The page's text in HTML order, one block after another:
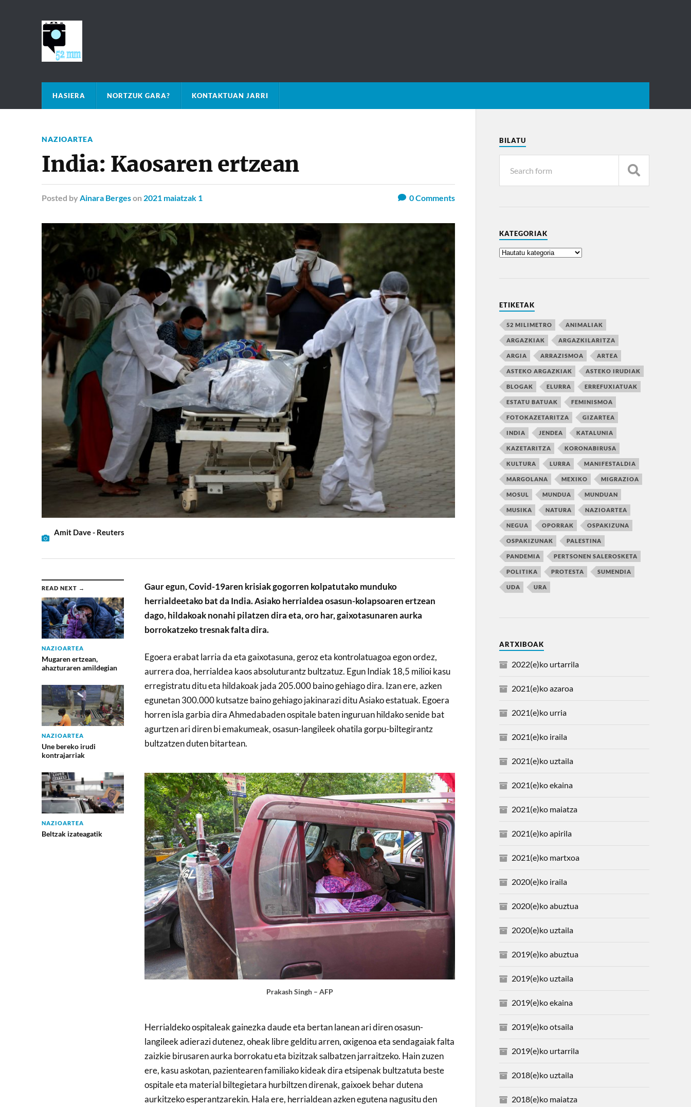
HASIERA NORTZUK GARA? KONTAKTUAN JARRI
NAZIOARTEA
India: Kaosaren ertzean
Posted by Ainara Bergeson 2021 maiatzak 1 0Comments
Amit Dave - Reuters
READ NEXT →
NAZIOARTEA
Mugaren ertzean,
ahazturaren amildegian
NAZIOARTEA
Une bereko irudi
kontrajarriak
NAZIOARTEA
Beltzak izateagatik
Gaur egun, Covid-19aren krisiak gogorren kolpatutako munduko
herrialdeetako bat da India.Asiako herrialdea osasun-kolapsoaren ertzean
dago, hildakoak nonahi pilatzen dira eta, oro har, gaixotasunaren aurka
borrokatzeko tresnak falta dira.
Egoera erabat larria da eta gaixotasuna, geroz eta kontrolatuagoa egon ordez,
aurrera doa, herrialdea kaos absoluturantz bultzatuz. Egun Indiak 18,5 milioi kasu
erregistratu ditu eta hildakoak jada 205.000 baino gehiago dira. Izan ere, azken
egunetan 300.000 kutsatze baino gehiago jakinarazi ditu Asiako estatuak. Egoera
horren isla garbia dira Ahmedabaden ospitale baten inguruan hildako senide bat
agurtzen ari diren bi emakumeak, osasun-langileek ohatila gorpu-biltegirantz
bultzatzen duten bitartean.
Prakash Singh – AFP
Herrialdeko ospitaleak gainezka daude eta bertan lanean ari diren osasun-
langileek adierazi dutenez, oheak libre gelditu arren, oxigenoa eta sendagaiak falta
zaizkie birusaren aurka borrokatu eta bizitzak salbatzen jarraitzeko. Hain zuzen
ere, kasu askotan, pazientearen familiako kideak dira etsipenak bultzatuta beste
ospitale eta material biltegietara hurbiltzen direnak, gaixoek behar dutena
aurkitzeko esperantzarekin. Hala ere, herrialdean azken egutena nagusitu den
BILATU
KATEGORIAK
ETIKETAK
52 MILIMETRO ANIMALIAK
ARGAZKIAK ARGAZKILARITZA
ARGIA ARRAZISMOA ARTEA
ASTEKO ARGAZKIAK ASTEKO IRUDIAK
BLOGAK ELURRA ERREFUXIATUAK
ESTATU BATUAK FEMINISMOA
FOTOKAZETARITZA GIZARTEA
INDIA JENDEA KATALUNIA
KAZETARITZA KORONABIRUSA
KULTURA LURRA MANIFESTALDIA
MARGOLANA MEXIKO MIGRAZIOA
MOSUL MUNDUA MUNDUAN
MUSIKA NATURA NAZIOARTEA
NEGUA OPORRAK OSPAKIZUNA
OSPAKIZUNAK PALESTINA
PANDEMIA PERTSONEN SALEROSKETA
POLITIKA PROTESTA SUMENDIA
UDA URA
ARTXIBOAK
2022(e)ko urtarrila
2021(e)ko azaroa
2021(e)ko urria
2021(e)ko iraila
2021(e)ko uztaila
2021(e)ko ekaina
2021(e)ko maiatza
2021(e)ko apirila
2021(e)ko martxoa
2020(e)ko iraila
2020(e)ko abuztua
2020(e)ko uztaila
2019(e)ko abuztua
2019(e)ko uztaila
2019(e)ko ekaina
2019(e)ko otsaila
2019(e)ko urtarrila
2018(e)ko uztaila
2018(e)ko maiatza